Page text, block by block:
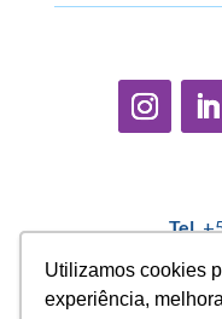
Utilizamos cookies
experiência,
Utilizamos cookies
experiência,
Tel.
Política Interna de